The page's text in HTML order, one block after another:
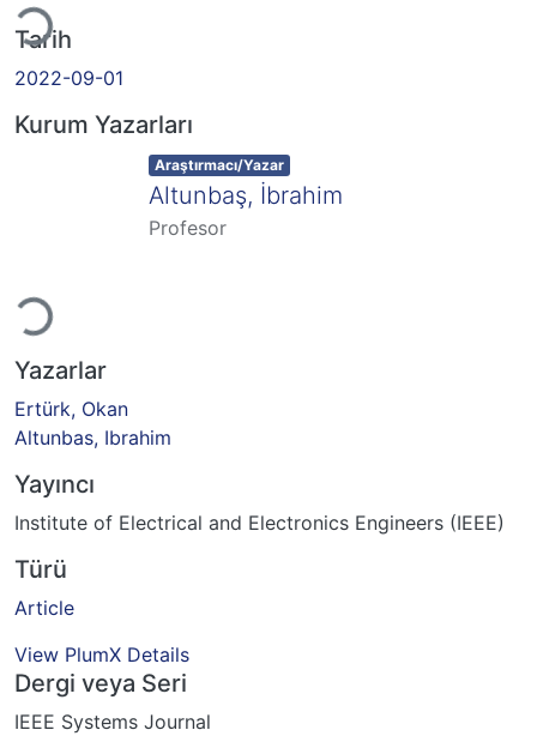
Tarih
2022-09-01
Kurum Yazarları
Item type:
Araştırmacı/Yazar ,
Altunbaş, İbrahim
Profesor
Yazarlar
Ertürk, Okan
Altunbas, Ibrahim
Yayıncı
Institute of Electrical and Electronics Engineers (IEEE)
Türü
Article
View PlumX Details
Dergi veya Seri
IEEE Systems Journal